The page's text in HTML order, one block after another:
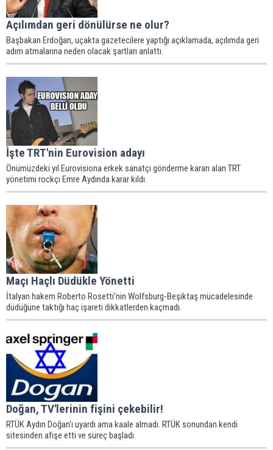
Açılımdan geri dönülürse ne olur?
Başbakan Erdoğan, uçakta gazetecilere yaptığı açıklamada, açılımda geri
adım atmalarına neden olacak şartları anlattı.
İşte TRT'nin Eurovision adayı
Önümüzdeki yıl Eurovisiona erkek sanatçı gönderme kararı alan TRT
yönetimi rockçı Emre Aydında karar kıldı.
Maçı Haçlı Düdükle Yönetti
İtalyan hakem Roberto Rosetti'nin Wolfsburg-Beşiktaş mücadelesinde
düdüğüne taktığı haç işareti dikkatlerden kaçmadı.
Doğan, TV'lerinin fişini çekebilir!
RTÜK Aydın Doğan'ı uyardı ama kaale almadı. RTÜK sonundan kendi
sitesinden afişe etti ve süreç başladı.